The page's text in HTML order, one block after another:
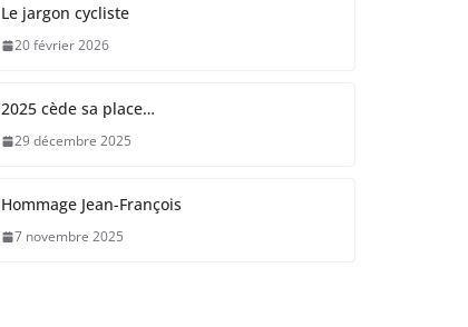
Le jargon cycliste
20 février 2026
2025 cède sa place…
29 décembre 2025
Hommage Jean-François
7 novembre 2025